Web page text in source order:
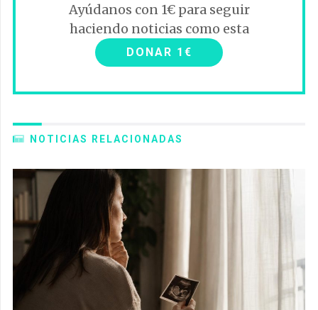
Ayúdanos con 1€ para seguir
haciendo noticias como esta
DONAR 1€
NOTICIAS RELACIONADAS